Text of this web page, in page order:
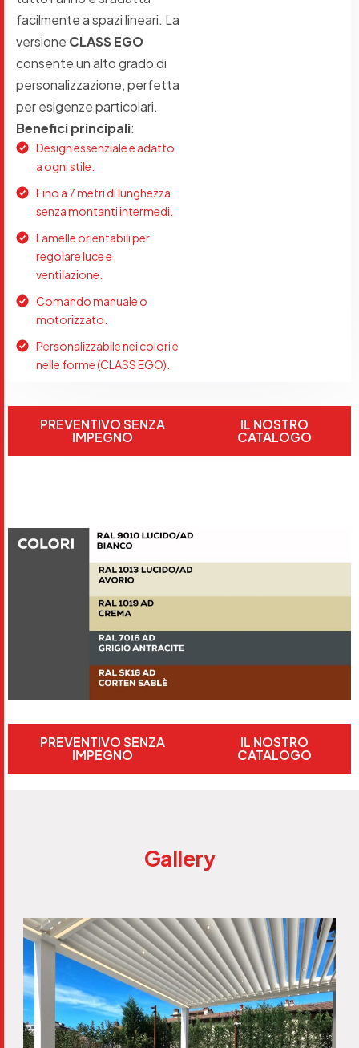
facilmente a spazi lineari. La
versione CLASS EGO
consente un alto grado di
personalizzazione, perfetta
per esigenze particolari.
Benefici principali:
Design essenziale e adatto
a ogni stile.
Fino a 7 metri di lunghezza
senza montanti intermedi.
Lamelle orientabili per
regolare luce e
ventilazione.
Comando manuale o
motorizzato.
Personalizzabile nei colori e
nelle forme (CLASS EGO).
PREVENTIVO SENZA
IMPEGNO
IL NOSTRO
CATALOGO
PREVENTIVO SENZA
IMPEGNO
IL NOSTRO
CATALOGO
Gallery